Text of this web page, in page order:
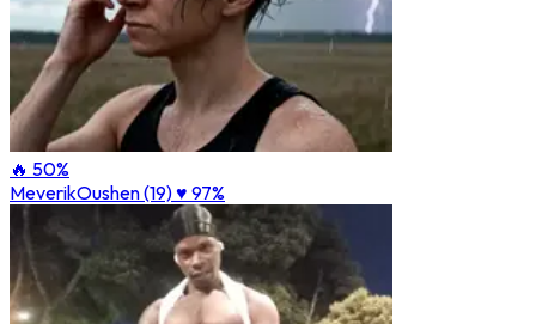
🔥 50%
MeverikOushen (19)♥ 97%